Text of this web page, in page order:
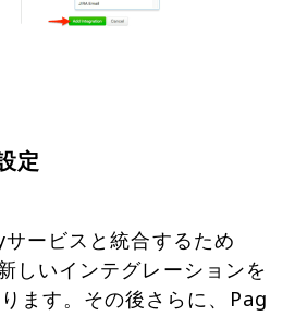
定
ービスと統合するため
いインテグレーションを
ます。その後さらに、Pag